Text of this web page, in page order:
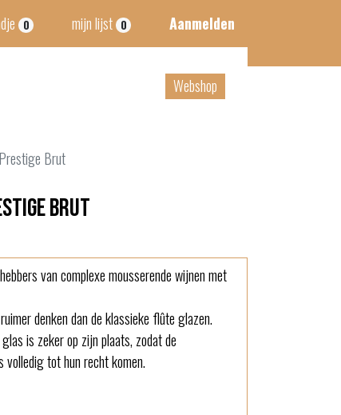
0 mijn lijst 0 Aanmelden
Webshop
Brut
Brut
van complexe mousserende wijnen met
denken dan de klassieke flûte glazen.
is zeker op zijn plaats, zodat de
volledig tot hun recht komen.